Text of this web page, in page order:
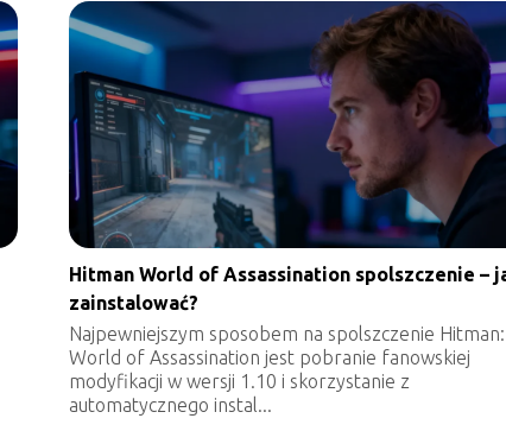
Hitman World of Assassination spolszczenie –
zainstalować?
Najpewniejszym sposobem na spolszczenie Hitman:
World of Assassination jest pobranie fanowskiej
modyfikacji w wersji 1.10 i skorzystanie z
automatycznego instal...